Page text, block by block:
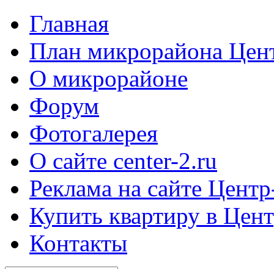
Главная
План микрорайона
О микрорайоне
Форум
Фотогалерея
О сайте center-2.ru
Реклама на сайте
Купить квартиру в
Контакты